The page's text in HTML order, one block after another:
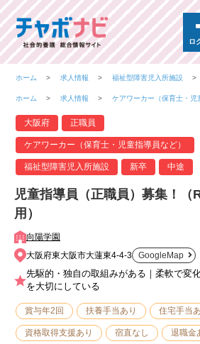
ロ
ホーム 求人情報 福祉型障害児入所施設
ホーム 求人情報 ケアワーカー（保育士・児
大阪府 正職員
ケアワーカー（保育士・児童指導員など）
福祉型障害児入所施設 新卒 中途
児童指導員（正職員）募集！（
用）
向陽学園
大阪府東大阪市大蓮東4-4-3
GoogleMap
先駆的・独自の取組みがある｜柔軟で変
を大切にしている
賞与年2回 扶養手当あり 住宅手当
資格取得支援あり 宿直なし 退職金